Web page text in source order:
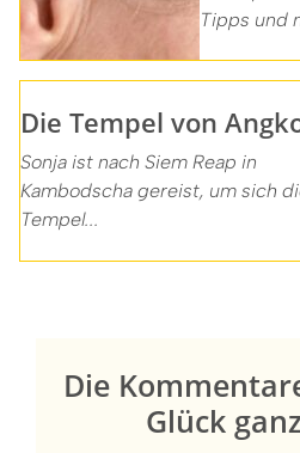
Tipps und
Die Tempel von
Sonja ist nach Siem Reap in
Kambodscha gereist, um sich
Tempel...
Die
Glück